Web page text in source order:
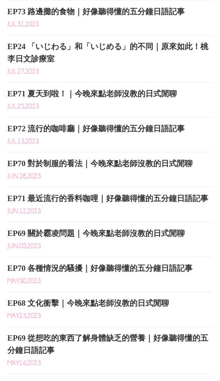
EP73 路邊攤的食物｜好像聽得懂的五分鐘日語記事
JUL.31,2023
EP24 「いじわる」和「いじめる」的不同｜原來如此！桃
李日文診療室
JUL.27,2023
EP71 夏天到啦！｜今晚來點老師沒教的日式閒聊
JUL.25,2023
EP72 流行的咖啡廳｜好像聽得懂的五分鐘日語記事
JUL.13,2023
EP70 對於制服的看法｜今晚來點老師沒教的日式閒聊
JUN.28,2023
EP71 最近流行的香料咖哩｜好像聽得懂的五分鐘日語記事
JUN.12,2023
EP69 關於霸凌問題｜今晚來點老師沒教的日式閒聊
JUN.05,2023
EP70 各種情況的騷擾｜好像聽得懂的五分鐘日語記事
MAY.30,2023
EP68 文化衝擊｜今晚來點老師沒教的日式閒聊
MAY.23,2023
EP69 從想吃的東西了解身體缺乏的營養｜好像聽得懂的五
分鐘日語記事
MAY.16,2023